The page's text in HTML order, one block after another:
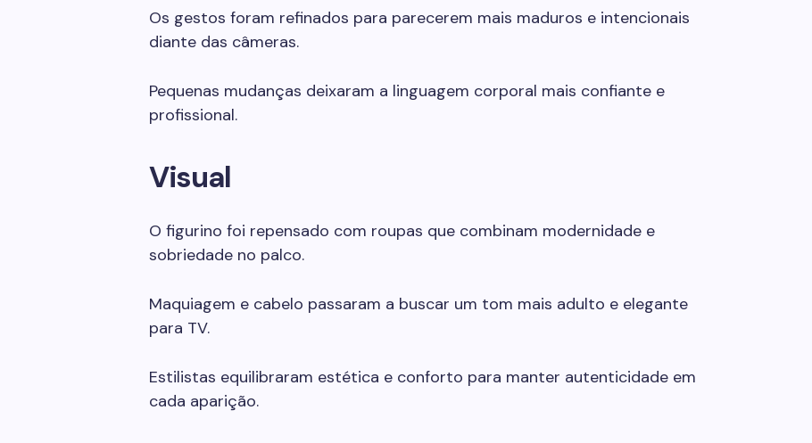
Os gestos foram refinados para parecerem mais maduros e intencionais
diante das câmeras.
Pequenas mudanças deixaram a linguagem corporal mais confiante e
profissional.
Visual
O figurino foi repensado com roupas que combinam modernidade e
sobriedade no palco.
Maquiagem e cabelo passaram a buscar um tom mais adulto e elegante
para TV.
Estilistas equilibraram estética e conforto para manter autenticidade em
cada aparição.